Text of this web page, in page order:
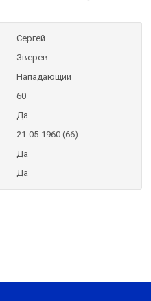
Сергей
Зверев
Нападающий
60
Да
21-05-1960 (66)
Да
Да